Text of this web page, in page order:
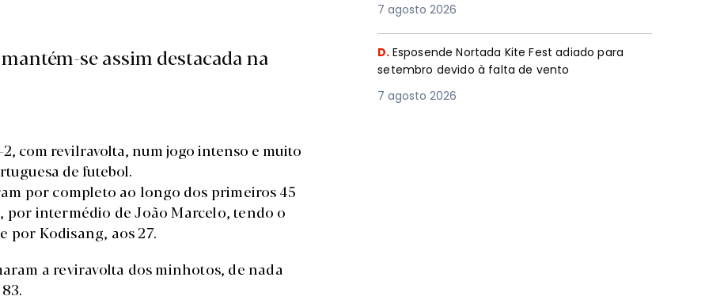
se assim destacada na
com revilravolta, num jogo intenso e muito
de futebol.
por completo ao longo dos primeiros 45
por intermédio de João Marcelo, tendo o
Kodisang, aos 27.
a reviravolta dos minhotos, de nada
7 agosto 2026
D. Esposende Nortada Kite Fest adiado para
setembro devido à falta de vento
7 agosto 2026